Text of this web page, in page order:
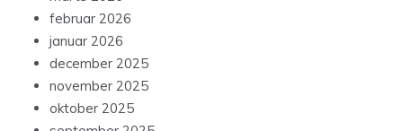
februar 2026
januar 2026
december 2025
november 2025
oktober 2025